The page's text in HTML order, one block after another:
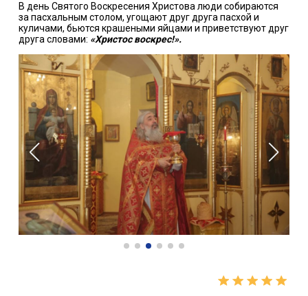
В день Святого Воскресения Христова люди собираются
за пасхальным столом, угощают друг друга пасхой и
куличами, бьются крашеными яйцами и приветствуют друг
друга словами: «Христос воскрес!».